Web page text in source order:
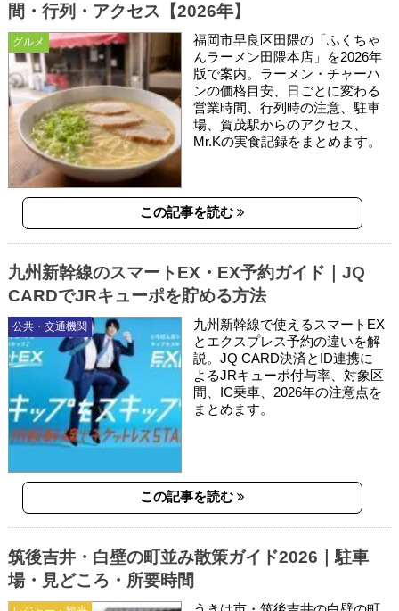
グルメ
間・行列・アクセス【2026年】
福岡市早良区田隈の「ふくちゃ
んラーメン田隈本店」を2026年
版で案内。ラーメン・チャーハ
ンの価格目安、日ごとに変わる
営業時間、行列時の注意、駐車
場、賀茂駅からのアクセス、
Mr.Kの実食記録をまとめます。
この記事を読む
公共・交通機関
九州新幹線のスマートEX・EX予約ガイド｜JQ
CARDでJRキューポを貯める方法
九州新幹線で使えるスマートEX
とエクスプレス予約の違いを解
説。JQ CARD決済とID連携に
よるJRキューポ付与率、対象区
間、IC乗車、2026年の注意点を
まとめます。
この記事を読む
筑後吉井・白壁の町並み散策ガイド2026｜駐車
場・見どころ・所要時間